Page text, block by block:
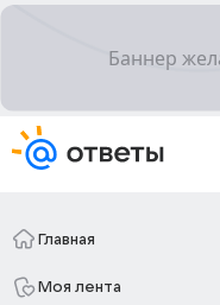
Главная
Моя лента